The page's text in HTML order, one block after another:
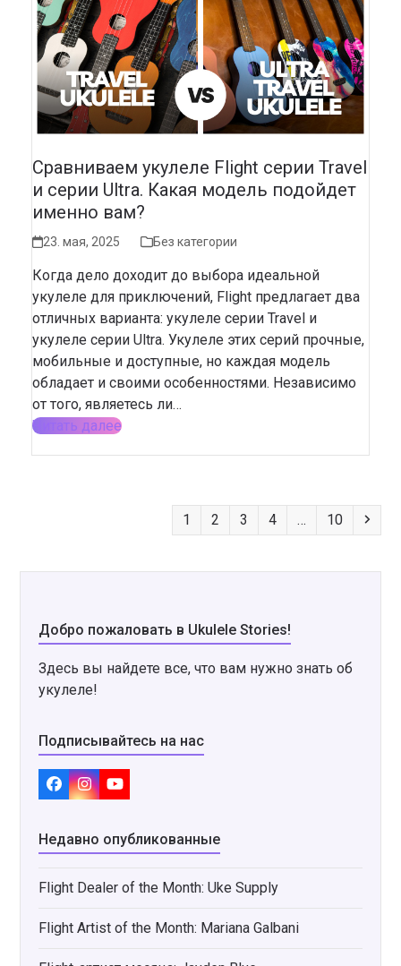
Сравниваем укулеле Flight серии Travel
и серии Ultra. Какая модель подойдет
именно вам?
23. мая, 2025 Без категории
Когда дело доходит до выбора идеальной
укулеле для приключений, Flight предлагает два
отличных варианта: укулеле серии Travel и
укулеле серии Ultra. Укулеле этих серий прочные,
мобильные и доступные, но каждая модель
обладает и своими особенностями. Независимо
от того, являетесь ли…
Читать далее
Page
1 Page
2 Page
3 Page
4 … Page
10
Добро пожаловать в Ukulele Stories!
Здесь вы найдете все, что вам нужно знать об
укулеле!
Подписывайтесь на нас
Facebook
Instagram
YouTube
Недавно опубликованные
Flight Dealer of the Month: Uke Supply
Flight Artist of the Month: Mariana Galbani